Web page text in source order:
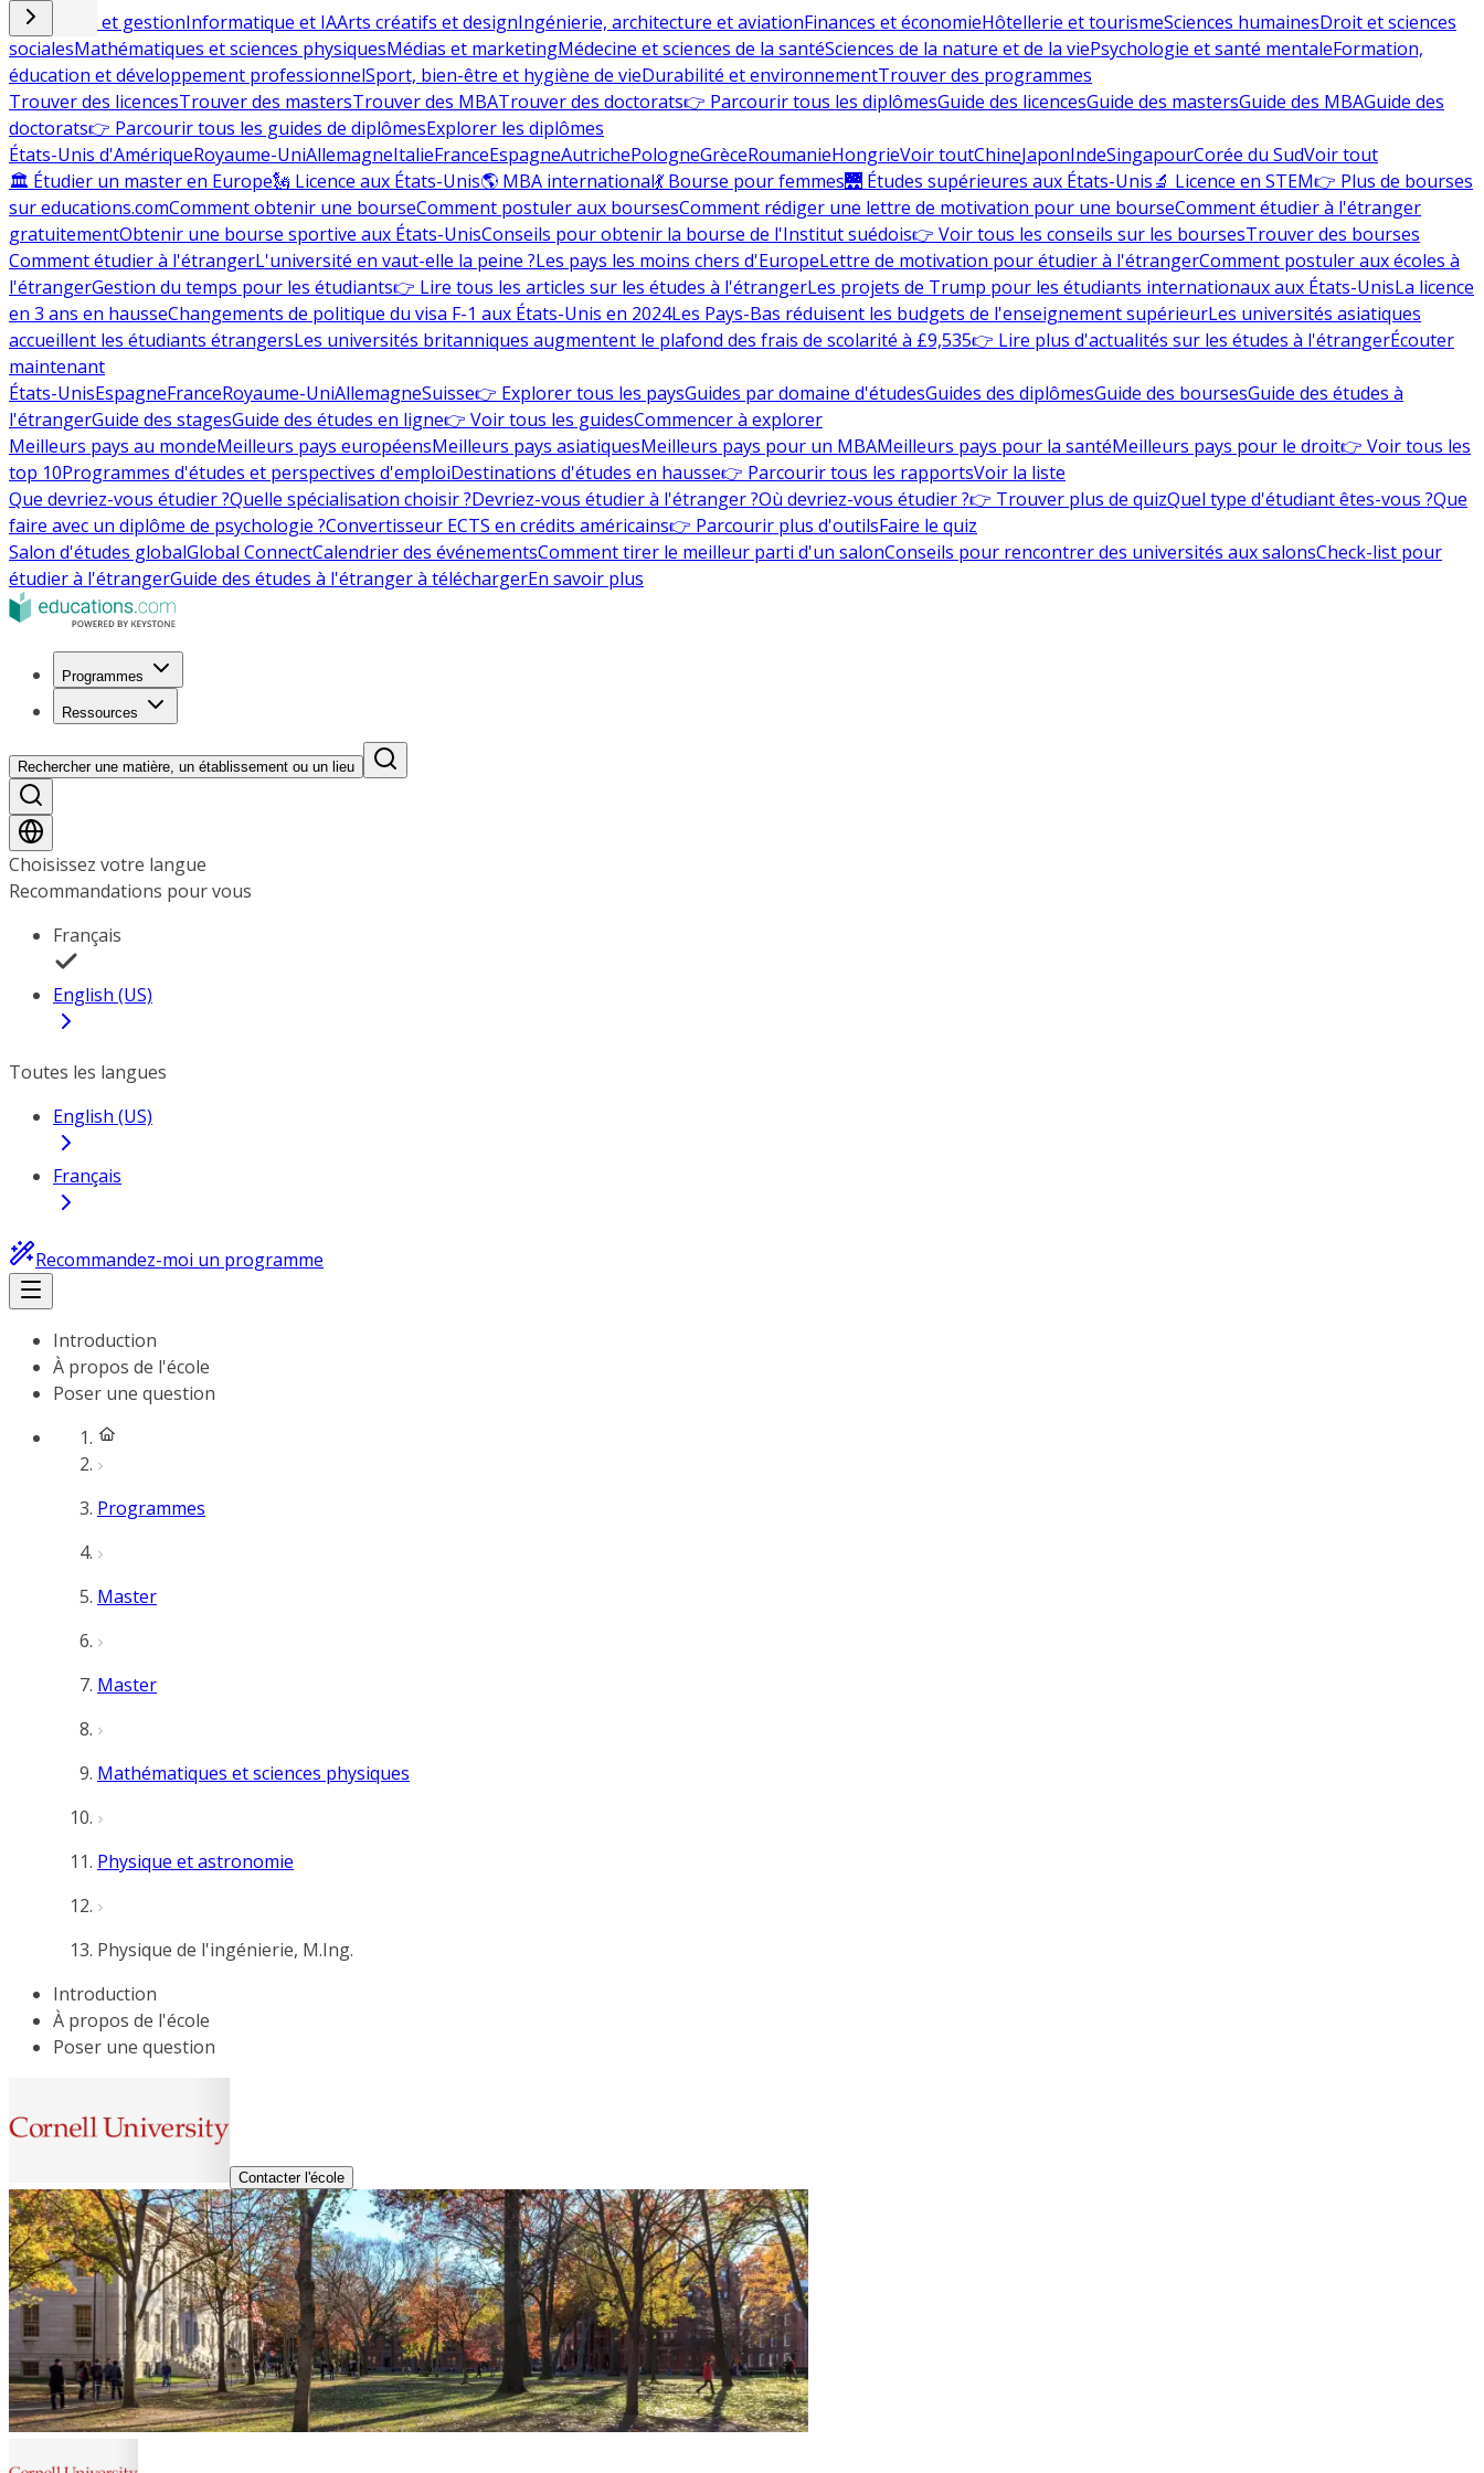
Commerce et gestionInformatique et IAArts créatifs et designIngénierie, architecture et aviationFinances et économieHôtellerie et tourismeSciences humainesDroit et sciences
socialesMathématiques et sciences physiquesMédias et marketingMédecine et sciences de la santéSciences de la nature et de la viePsychologie et santé mentaleFormation,
éducation et développement professionnelSport, bien-être et hygiène de vieDurabilité et environnementTrouver des programmes
Trouver des licencesTrouver des mastersTrouver des MBATrouver des doctorats👉 Parcourir tous les diplômesGuide des licencesGuide des mastersGuide des MBAGuide des
doctorats👉 Parcourir tous les guides de diplômesExplorer les diplômes
États-Unis d'AmériqueRoyaume-UniAllemagneItalieFranceEspagneAutrichePologneGrèceRoumanieHongrieVoir toutChineJaponIndeSingapourCorée du SudVoir tout
🏛 Étudier un master en Europe🗽 Licence aux États-Unis🌎 MBA international💃 Bourse pour femmes🌉 Études supérieures aux États-Unis🔬 Licence en STEM👉 Plus de bourses
sur educations.comComment obtenir une bourseComment postuler aux boursesComment rédiger une lettre de motivation pour une bourseComment étudier à l'étranger
gratuitementObtenir une bourse sportive aux États-UnisConseils pour obtenir la bourse de l'Institut suédois👉 Voir tous les conseils sur les boursesTrouver des bourses
Comment étudier à l'étrangerL'université en vaut-elle la peine ?Les pays les moins chers d'EuropeLettre de motivation pour étudier à l'étrangerComment postuler aux écoles à
l'étrangerGestion du temps pour les étudiants👉 Lire tous les articles sur les études à l'étrangerLes projets de Trump pour les étudiants internationaux aux États-UnisLa licence
en 3 ans en hausseChangements de politique du visa F-1 aux États-Unis en 2024Les Pays-Bas réduisent les budgets de l'enseignement supérieurLes universités asiatiques
accueillent les étudiants étrangersLes universités britanniques augmentent le plafond des frais de scolarité à £9,535👉 Lire plus d'actualités sur les études à l'étrangerÉcouter
maintenant
États-UnisEspagneFranceRoyaume-UniAllemagneSuisse👉 Explorer tous les paysGuides par domaine d'étudesGuides des diplômesGuide des boursesGuide des études à
l'étrangerGuide des stagesGuide des études en ligne👉 Voir tous les guidesCommencer à explorer
Meilleurs pays au mondeMeilleurs pays européensMeilleurs pays asiatiquesMeilleurs pays pour un MBAMeilleurs pays pour la santéMeilleurs pays pour le droit👉 Voir tous les
top 10Programmes d'études et perspectives d'emploiDestinations d'études en hausse👉 Parcourir tous les rapportsVoir la liste
Que devriez-vous étudier ?Quelle spécialisation choisir ?Devriez-vous étudier à l'étranger ?Où devriez-vous étudier ?👉 Trouver plus de quizQuel type d'étudiant êtes-vous ?Que
faire avec un diplôme de psychologie ?Convertisseur ECTS en crédits américains👉 Parcourir plus d'outilsFaire le quiz
Salon d'études globalGlobal ConnectCalendrier des événementsComment tirer le meilleur parti d'un salonConseils pour rencontrer des universités aux salonsCheck-list pour
étudier à l'étrangerGuide des études à l'étranger à téléchargerEn savoir plus
Programmes
Ressources
Rechercher une matière, un établissement ou un lieu
Choisissez votre langue
Recommandations pour vous
Français
English (US)
Toutes les langues
English (US)
Français
Recommandez-moi un programme
Introduction
À propos de l'école
Poser une question
Programmes
Master
Master
Mathématiques et sciences physiques
Physique et astronomie
Physique de l'ingénierie, M.Ing.
Introduction
À propos de l'école
Poser une question
Contacter l'école